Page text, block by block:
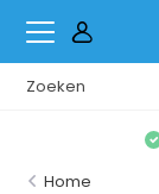
Home